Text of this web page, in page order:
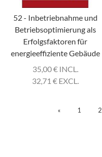
52 - Inbetriebnahme und
Betriebsoptimierung als
Erfolgsfaktoren für
energieeffiziente Gebäude
35,00€INCL.
32,71 €EXCL.
« 1 2